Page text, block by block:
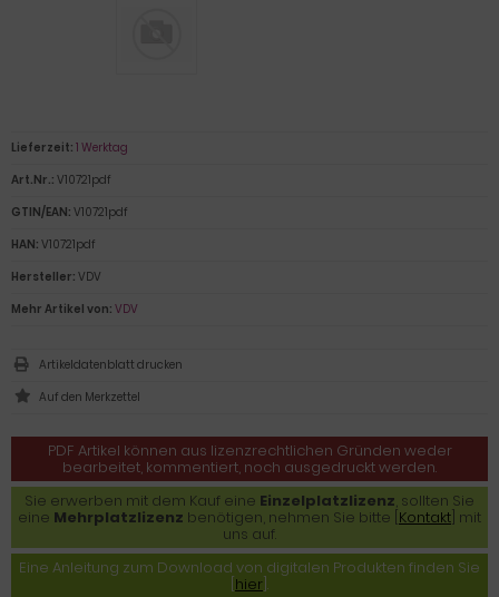
PDF Artikel können aus lizenzrechtlichen Gründen weder
bearbeitet, kommentiert, noch ausgedruckt werden.
Sie erwerben mit dem Kauf eine Einzelplatzlizenz, sollten Sie
eine Mehrplatzlizenz benötigen, nehmen Sie bitte [ Kontakt ] mit
uns auf.
Eine Anleitung zum Download von digitalen Produkten finden Sie
hier ].
Lieferzeit: 1 Werktag
Art.Nr.: V10721pdf
GTIN/EAN: V10721pdf
HAN: V10721pdf
Hersteller: VDV
Mehr Artikel von: VDV
Artikeldatenblatt drucken